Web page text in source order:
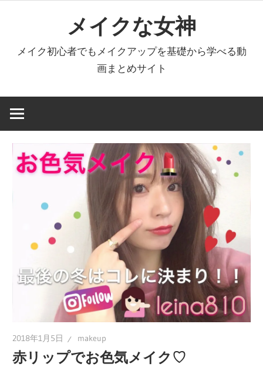
へ
キ
メイクな女神
メイク初心者でもメイクアップを基礎から学べる動
画まとめサイト
2018年1月5日 makeup
赤リップでお色気メイク♡